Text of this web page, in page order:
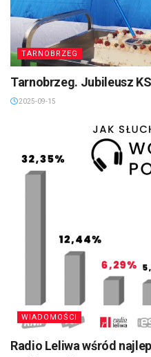
TARNOBRZEG
Tarnobrzeg. Jubileusz
2025-09-15
WIADOMOŚCI
Radio Leliwa wśród